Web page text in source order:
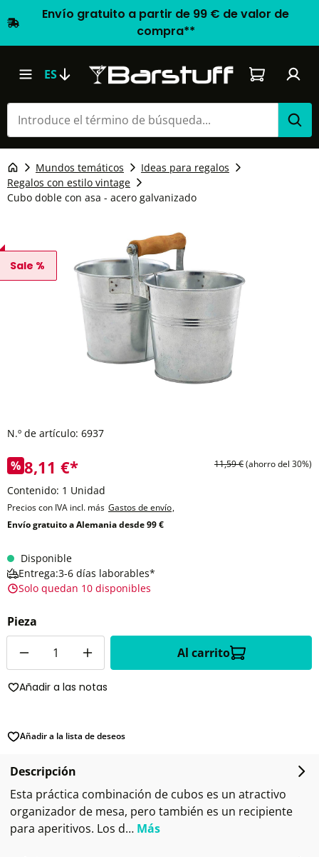
Envío gratuito a partir de 99 € de valor de
compra**
ES El carrito
Mundos temáticos
Ideas para regalos
Regalos con estilo vintage
Cubo doble con asa - acero galvanizado
Sale %
N.º de artículo: 6937
% 8,11 €* 11,59 €(ahorro del 30%)
Contenido: 1 Unidad
Precios con IVA incl. más Gastos de envío,
Envío gratuito a Alemania desde 99 €
Disponible
Entrega:3-6 días laborables*
Solo quedan 10 disponibles
Pieza
Al carrito
Añadir a las notas
Añadir a la lista de deseos
Descripción
Esta práctica combinación de cubos es un atractivo
organizador de mesa, pero también es un recipiente
para aperitivos. Los d… Más